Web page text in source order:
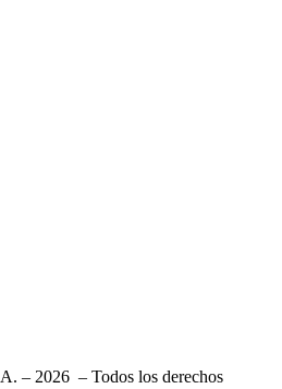
– 2026 – Todos los derechos